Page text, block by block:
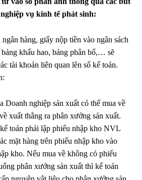
vụ kinh tế phát sinh:
hàng, giấy nộp tiền vào ngân sách
khấu hao, bảng phân bổ,… sẽ
tài khoản liên quan lên sổ kế toán.
Doanh nghiệp sản xuất có thể mua về
xuất thẳng ra phân xưởng sản xuất.
toán phải lập phiếu nhập kho NVL
mặt hàng trên phiếu nhập kho vào
kho. Nếu mua về không có phiếu
phân xưởng sản xuất thì kế toán